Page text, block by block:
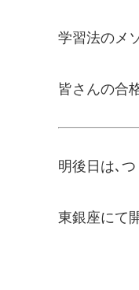
学習法のメ
皆さんの合
明後日は､
東銀座にて